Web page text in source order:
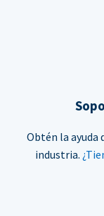
Obtén la ayuda
industria.